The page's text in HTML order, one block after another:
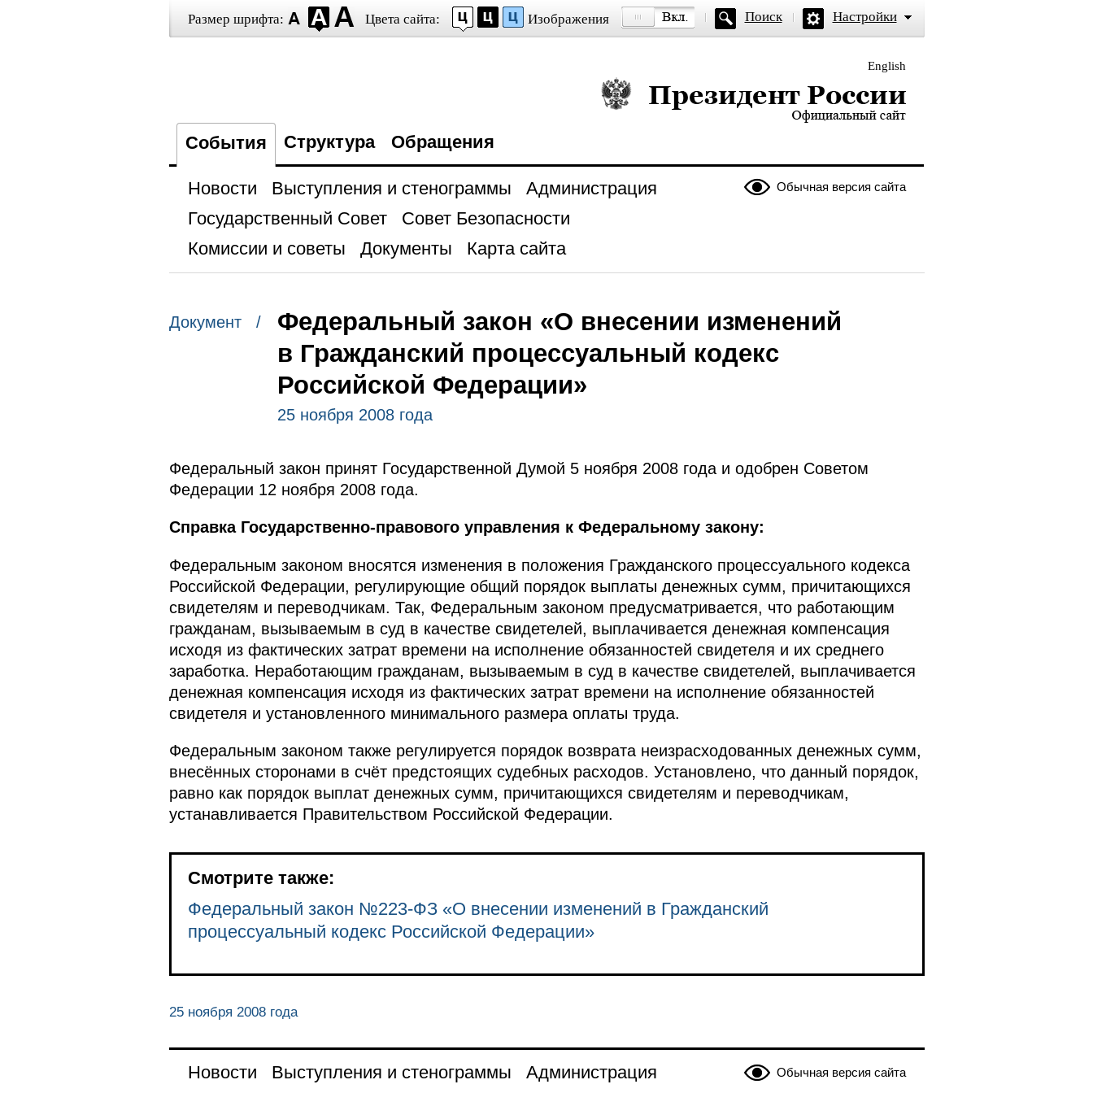
Размер шрифта: Цвета сайта: Изображения Поиск Настройки
English
Президент России — официальный сайт
События Структура Обращения
Обычная версия сайта
Новости Выступления и стенограммы
Администрация
Государственный Совет
Совет Безопасности
Комиссии и советы
Документы Карта сайта
Документ /
Федеральный закон «О внесении изменений
в Гражданский процессуальный кодекс
Российской Федерации»
25 ноября 2008 года
Федеральный закон принят Государственной Думой 5 ноября 2008 года и одобрен Советом
Федерации 12 ноября 2008 года.
Справка Государственно-правового управления к Федеральному закону:
Федеральным законом вносятся изменения в положения Гражданского процессуального кодекса
Российской Федерации, регулирующие общий порядок выплаты денежных сумм, причитающихся
свидетелям и переводчикам. Так, Федеральным законом предусматривается, что работающим
гражданам, вызываемым в суд в качестве свидетелей, выплачивается денежная компенсация
исходя из фактических затрат времени на исполнение обязанностей свидетеля и их среднего
заработка. Неработающим гражданам, вызываемым в суд в качестве свидетелей, выплачивается
денежная компенсация исходя из фактических затрат времени на исполнение обязанностей
свидетеля и установленного минимального размера оплаты труда.
Федеральным законом также регулируется порядок возврата неизрасходованных денежных сумм,
внесённых сторонами в счёт предстоящих судебных расходов. Установлено, что данный порядок,
равно как порядок выплат денежных сумм, причитающихся свидетелям и переводчикам,
устанавливается Правительством Российской Федерации.
Смотрите также:
Федеральный закон №223-ФЗ «О внесении изменений в Гражданский
процессуальный кодекс Российской Федерации»
25 ноября 2008 года
Обычная версия сайта
Новости Выступления и стенограммы
Администрация